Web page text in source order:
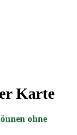
Karte
ohne